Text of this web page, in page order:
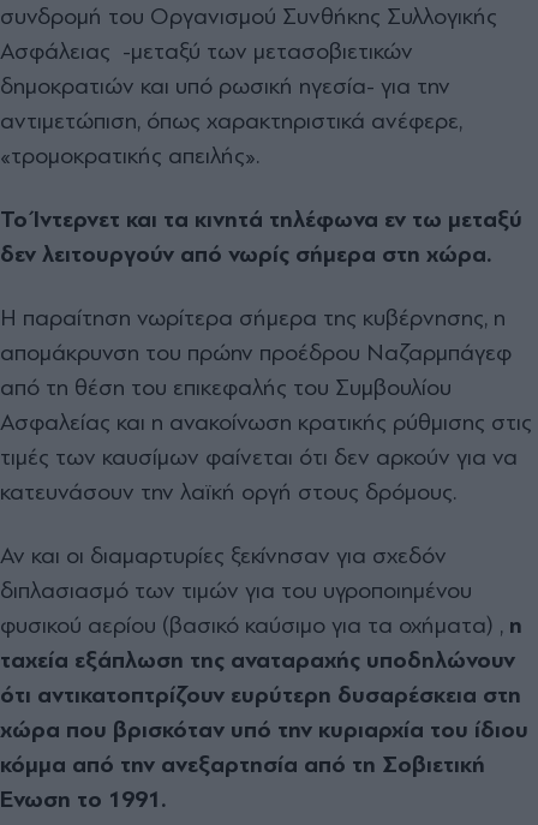
συνδρομή του Οργανισμού Συνθήκης Συλλογικής
Ασφάλειας -μεταξύ των μετασοβιετικών
δημοκρατιών και υπό ρωσική ηγεσία- για την
αντιμετώπιση, όπως χαρακτηριστικά ανέφερε,
«τρομοκρατικής απειλής».
Το Ίντερνετ και τα κινητά τηλέφωνα εν τω μεταξύ
δεν λειτουργούν από νωρίς σήμερα στη χώρα.
Η παραίτηση νωρίτερα σήμερα της κυβέρνησης, η
απομάκρυνση του πρώην προέδρου Ναζαρμπάγεφ
από τη θέση του επικεφαλής του Συμβουλίου
Ασφαλείας και η ανακοίνωση κρατικής ρύθμισης στις
τιμές των καυσίμων φαίνεται ότι δεν αρκούν για να
κατευνάσουν την λαϊκή οργή στους δρόμους.
Αν και οι διαμαρτυρίες ξεκίνησαν για σχεδόν
διπλασιασμό των τιμών για του υγροποιημένου
φυσικού αερίου (βασικό καύσιμο για τα οχήματα) , η
ταχεία εξάπλωση της αναταραχής υποδηλώνουν
ότι αντικατοπτρίζουν ευρύτερη δυσαρέσκεια στη
χώρα που βρισκόταν υπό την κυριαρχία του ίδιου
κόμμα από την ανεξαρτησία από τη Σοβιετική
Ένωση το 1991.